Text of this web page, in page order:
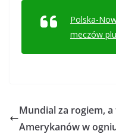
Polska-
meczów
Mundial za rogiem,
Amerykanów w